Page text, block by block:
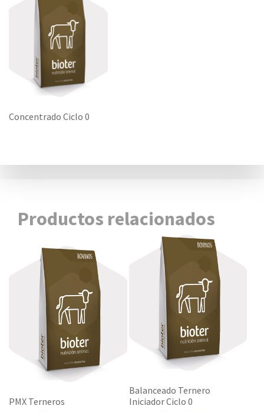
Concentrado Ciclo 0
Productos relacionados
PMX Terneros
Balanceado Ternero
Iniciador Ciclo 0